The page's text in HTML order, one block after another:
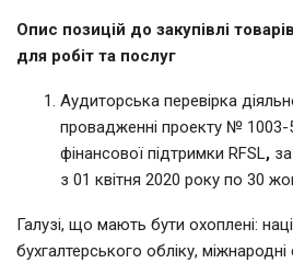
Опис позицій до закупівлі
для робіт та послуг
Аудиторська перевірка
провадженні проекту № 1003-
фінансової підтримки RFSL,
з 01 квітня 2020 року по 30
Галузі, що мають бути охоплені:
бухгалтерського обліку, міжнародні